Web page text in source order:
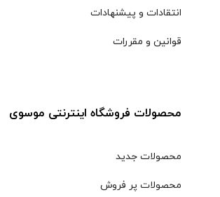
انتقادات و پیشنهادات
قوانین و مقررات
محصولات فروشگاه اینترنتی موسوی
محصولات جدید
محصولات پر فروش